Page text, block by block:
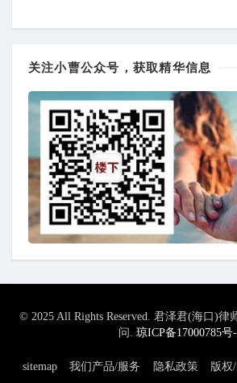
关注小曹公众号，获取精华信息
© 2025 All Rights Reserved. 君泽君(海口)律
问. 琼ICP备17000785号
sitemap 我们产品/服务 隐私政策 版权